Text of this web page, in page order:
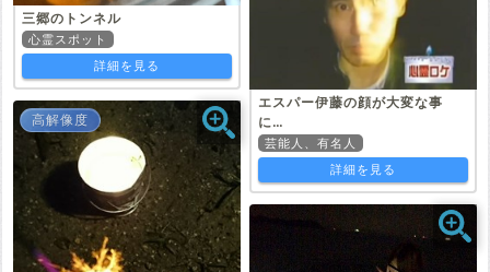
三郷のトンネル
心霊スポット
詳細を見る
高解像度
エスパー伊藤の顔が大変な事
に…
芸能人、有名人
詳細を見る